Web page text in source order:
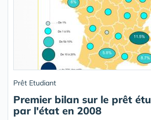
Prêt Etudiant
Premier bilan sur le prêt
par l'état en 2008